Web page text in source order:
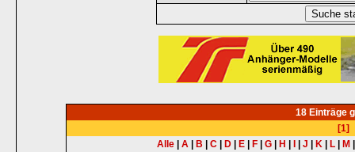
18 Einträge
[1]
Alle
A B C D E F G H J K L M